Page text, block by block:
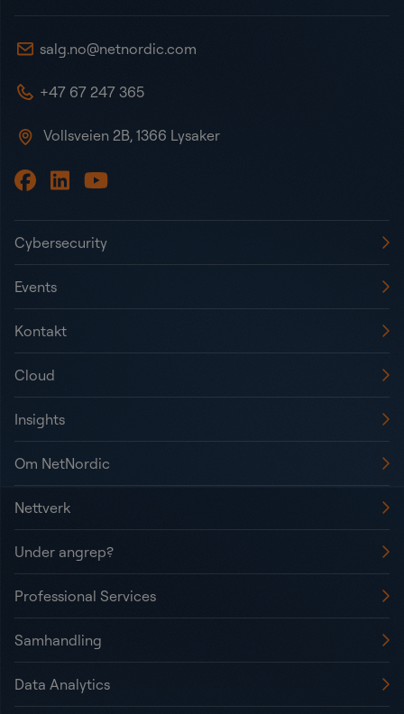
salg.no@netnordic.com
+47 67 247 365
Vollsveien 2B, 1366 Lysaker
Cybersecurity
Events
Kontakt
Cloud
Insights
Om NetNordic
Nettverk
Under angrep?
Professional Services
Samhandling
Data Analytics